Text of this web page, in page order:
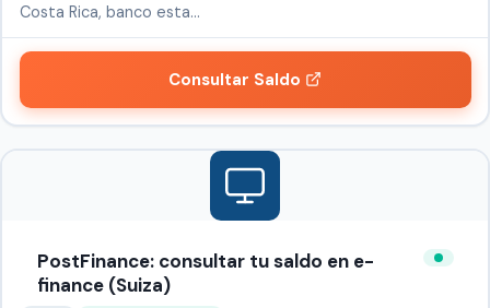
Costa Rica, banco esta…
Consultar Saldo
PostFinance: consultar tu saldo en e-
finance (Suiza)